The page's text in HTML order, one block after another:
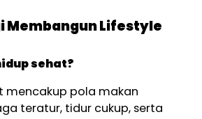
MembangunLifestyle
sehat?
mencakup pola makan
teratur, tidur cukup, serta